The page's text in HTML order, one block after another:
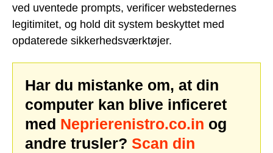
ved uventede prompts, verificer webstedernes
legitimitet, og hold dit system beskyttet med
opdaterede sikkerhedsværktøjer.
Har du mistanke om, at din
computer kan blive inficeret
med Neprierenistro.co.in og
andre trusler? Scan din